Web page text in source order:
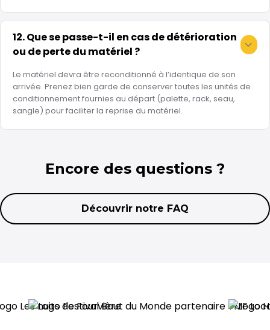
12. Que se passe-t-il en cas de détérioration
ou de perte du matériel ?
Le matériel devra être reconditionné à l’identique de son
arrivée. Prenez bien garde de conserver toutes les unités de
conditionnement fournies au départ (palette, rack, seau,
sangle) pour faciliter la reprise du matériel.
Encore des questions ?
Découvrir notre FAQ